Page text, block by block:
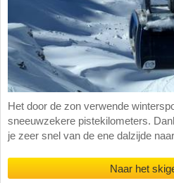
Het door de zon verwende
sneeuwzekere pistekilometers.
je zeer snel van de ene dalzijde
Naar het